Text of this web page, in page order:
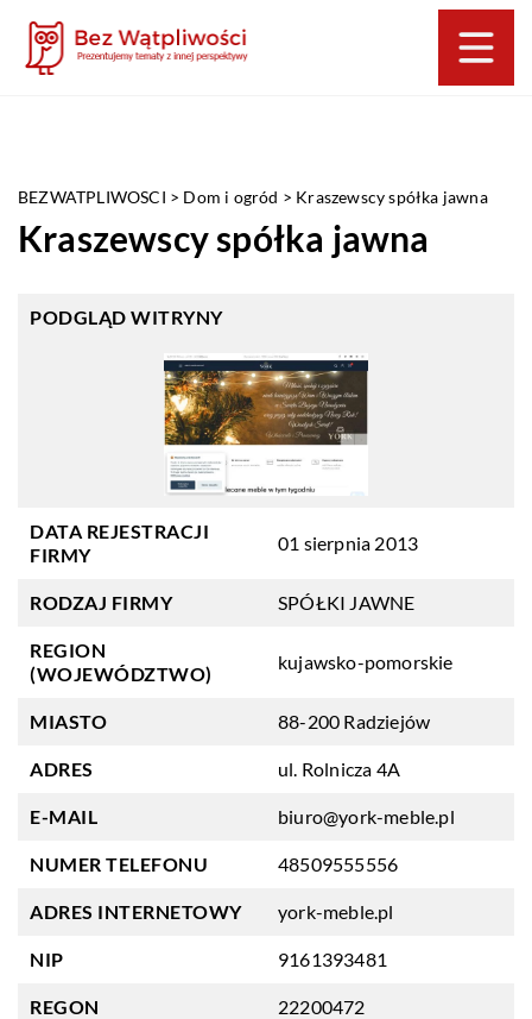
BEZWATPLIWOSCI > Dom i ogród > Kraszewscy spółka jawna
Kraszewscy spółka jawna
PODGLĄD WITRYNY
DATA REJESTRACJI
FIRMY
01 sierpnia 2013
RODZAJ FIRMY SPÓŁKI JAWNE
REGION
(WOJEWÓDZTWO)
kujawsko-pomorskie
MIASTO 88-200 Radziejów
ADRES ul. Rolnicza 4A
E-MAIL biuro@york-meble.pl
NUMER TELEFONU 48509555556
ADRES INTERNETOWY york-meble.pl
NIP 9161393481
REGON 22200472